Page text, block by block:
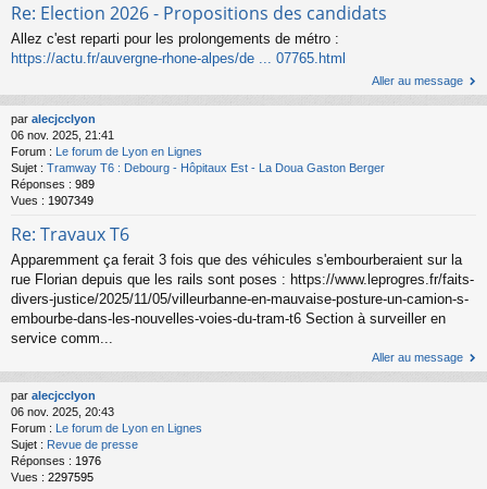
Re: Election 2026 - Propositions des candidats
Allez c'est reparti pour les prolongements de métro :
https://actu.fr/auvergne-rhone-alpes/de ... 07765.html
Aller au message
par alecjcclyon
06 nov. 2025, 21:41
Forum : Le forum de Lyon en Lignes
Sujet : Tramway T6 : Debourg - Hôpitaux Est - La Doua Gaston Berger
Réponses : 989
Vues : 1907349
Re: Travaux T6
Apparemment ça ferait 3 fois que des véhicules s'embourberaient sur la
rue Florian depuis que les rails sont poses : https://www.leprogres.fr/faits-
divers-justice/2025/11/05/villeurbanne-en-mauvaise-posture-un-camion-s-
embourbe-dans-les-nouvelles-voies-du-tram-t6 Section à surveiller en
service comm...
Aller au message
par alecjcclyon
06 nov. 2025, 20:43
Forum : Le forum de Lyon en Lignes
Sujet : Revue de presse
Réponses : 1976
Vues : 2297595